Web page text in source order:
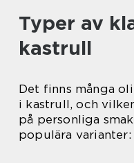
Typer av
kastrull
Det finns många
i kastrull, och
på personliga
populära varianter: